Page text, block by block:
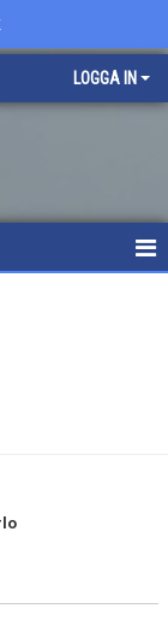
LOGGA IN